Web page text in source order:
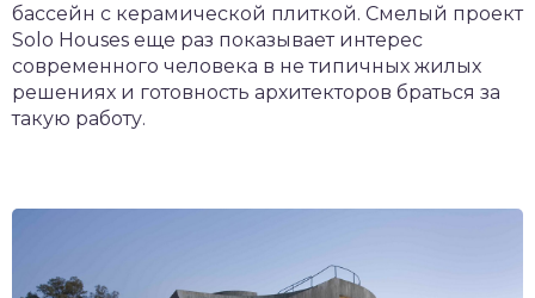
бассейн с керамической плиткой. Смелый проект
Solo Houses еще раз показывает интерес
современного человека в не типичных жилых
решениях и готовность архитекторов браться за
такую работу.